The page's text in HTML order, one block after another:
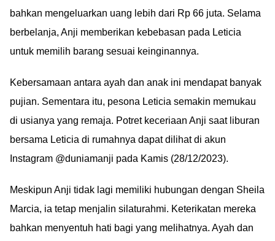
bahkan mengeluarkan uang lebih dari Rp 66 juta. Selama
berbelanja, Anji memberikan kebebasan pada Leticia
untuk memilih barang sesuai keinginannya.
Kebersamaan antara ayah dan anak ini mendapat banyak
pujian. Sementara itu, pesona Leticia semakin memukau
di usianya yang remaja. Potret keceriaan Anji saat liburan
bersama Leticia di rumahnya dapat dilihat di akun
Instagram @duniamanji pada Kamis (28/12/2023).
Meskipun Anji tidak lagi memiliki hubungan dengan Sheila
Marcia, ia tetap menjalin silaturahmi. Keterikatan mereka
bahkan menyentuh hati bagi yang melihatnya. Ayah dan